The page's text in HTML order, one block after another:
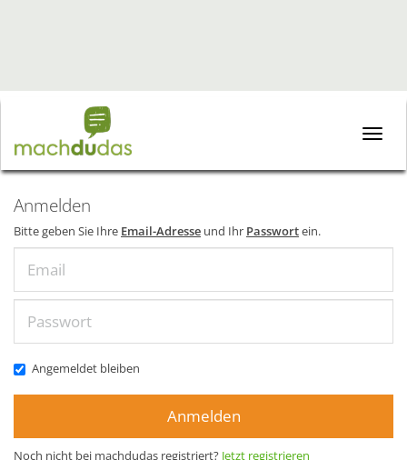
Toggle
Anmelden
Bitte geben Sie Ihre Email-Adresse und Ihr Passwortein.
Angemeldet bleiben
Anmelden
Noch nicht bei machdudas registriert? Jetzt registrieren